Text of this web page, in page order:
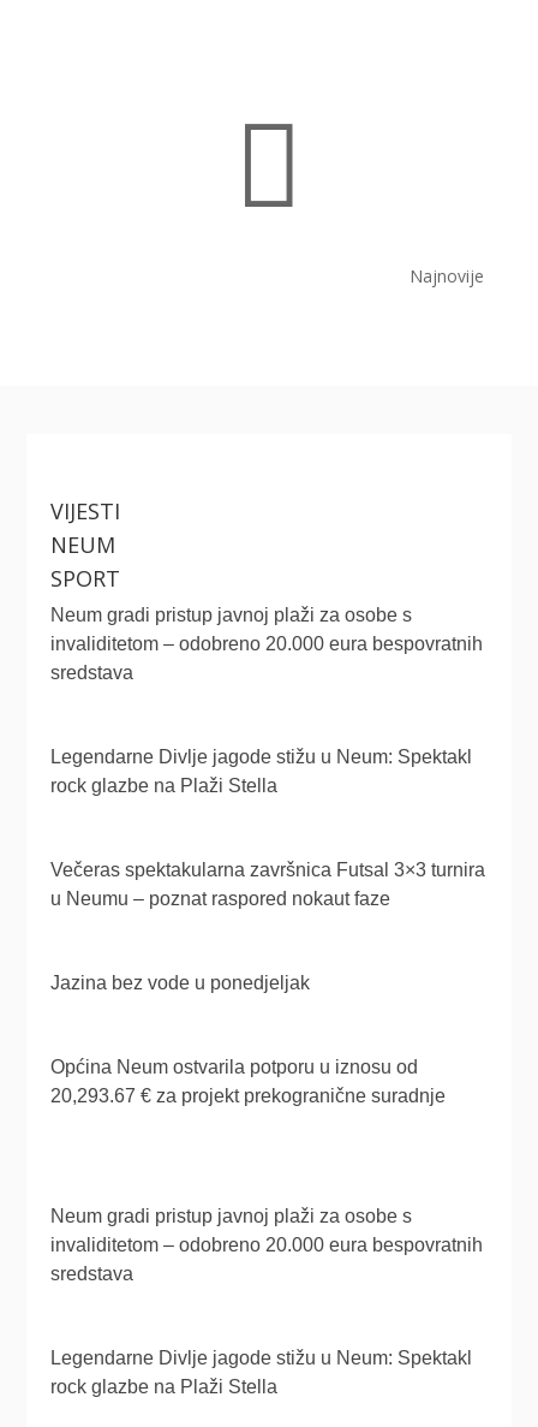

Najnovije
VIJESTI
NEUM
SPORT
Neum gradi pristup javnoj plaži za osobe s
invaliditetom – odobreno 20.000 eura bespovratnih
sredstava
Legendarne Divlje jagode stižu u Neum: Spektakl
rock glazbe na Plaži Stella
Večeras spektakularna završnica Futsal 3×3 turnira
u Neumu – poznat raspored nokaut faze
Jazina bez vode u ponedjeljak
Općina Neum ostvarila potporu u iznosu od
20,293.67 € za projekt prekogranične suradnje
Neum gradi pristup javnoj plaži za osobe s
invaliditetom – odobreno 20.000 eura bespovratnih
sredstava
Legendarne Divlje jagode stižu u Neum: Spektakl
rock glazbe na Plaži Stella